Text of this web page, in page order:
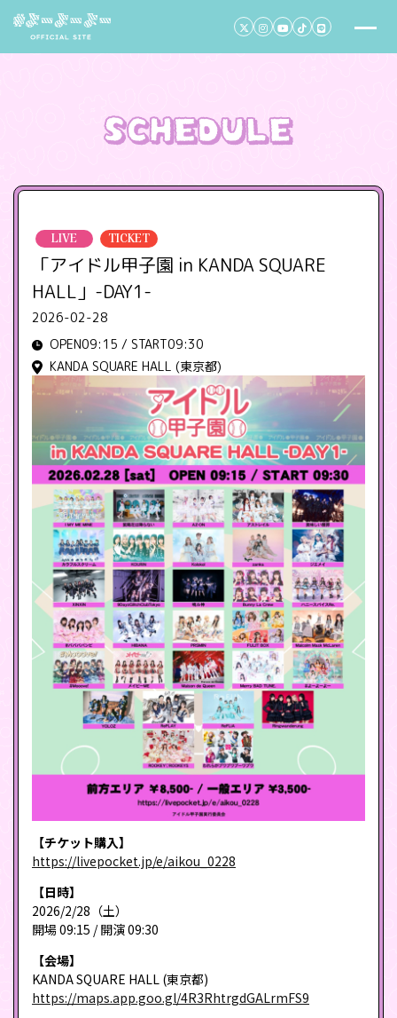
LIVE TICKET
「アイドル甲子園 in KANDA SQUARE
HALL」-DAY1-
2026-02-28
OPEN09:15 / START09:30
KANDA SQUARE HALL (東京都)
【チケット購入】
https://livepocket.jp/e/aikou_0228
【日時】
2026/2/28（土）
開場 09:15 / 開演 09:30
【会場】
KANDA SQUARE HALL (東京都)
https://maps.app.goo.gl/4R3RhtrgdGALrmFS9